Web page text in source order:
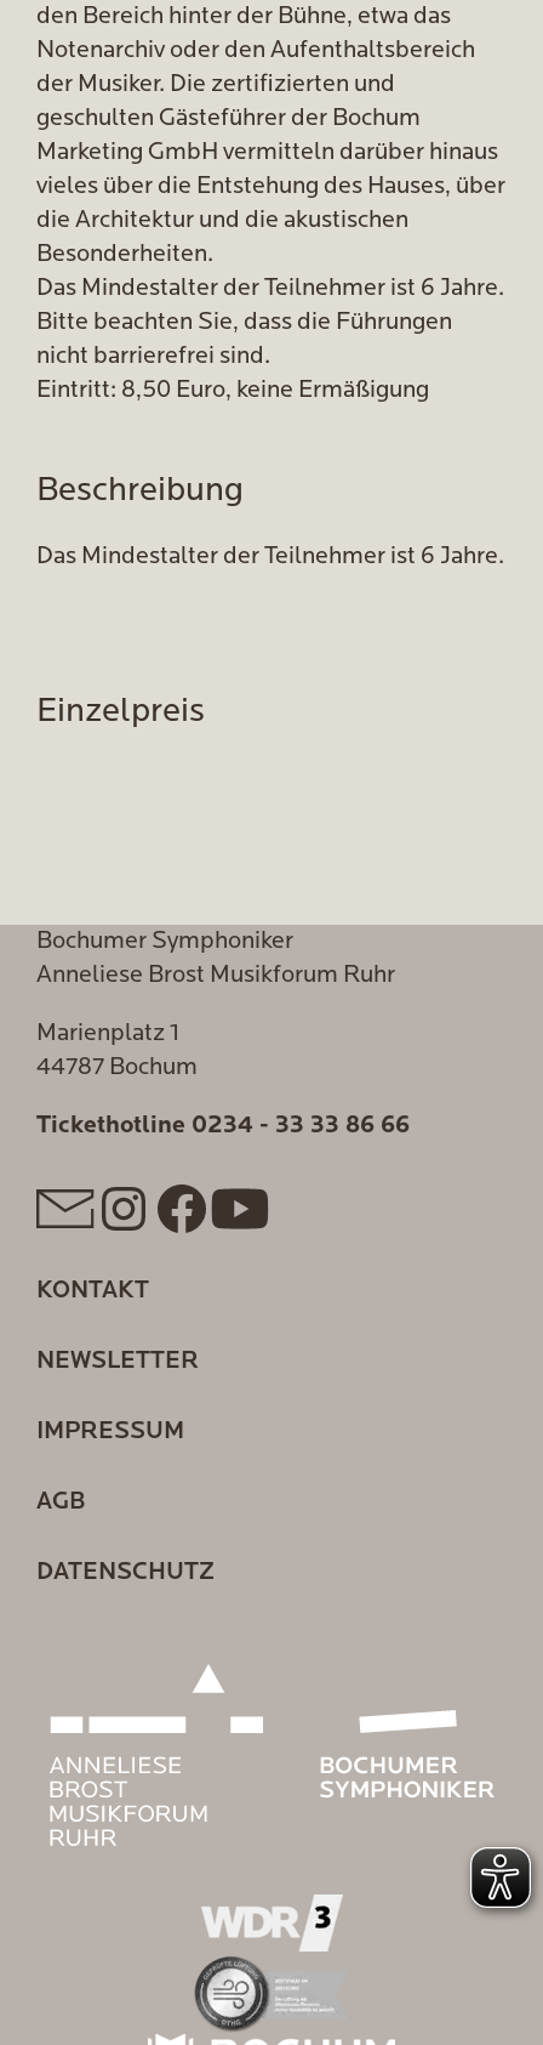
den Bereich hinter der Bühne, etwa das
Notenarchiv oder den Aufenthaltsbereich
der Musiker. Die zertifizierten und
geschulten Gästeführer der Bochum
Marketing GmbH vermitteln darüber hinaus
vieles über die Entstehung des Hauses, über
die Architektur und die akustischen
Besonderheiten.
Das Mindestalter der Teilnehmer ist 6 Jahre.
Bitte beachten Sie, dass die Führungen
nicht barrierefrei sind.
Eintritt: 8,50 Euro, keine Ermäßigung
Beschreibung
Das Mindestalter der Teilnehmer ist 6 Jahre.
Einzelpreis
Bochumer Symphoniker
Anneliese Brost Musikforum Ruhr
Marienplatz 1
44787 Bochum
Tickethotline 0234 - 33 33 86 66
KONTAKT
NEWSLETTER
IMPRESSUM
AGB
DATENSCHUTZ